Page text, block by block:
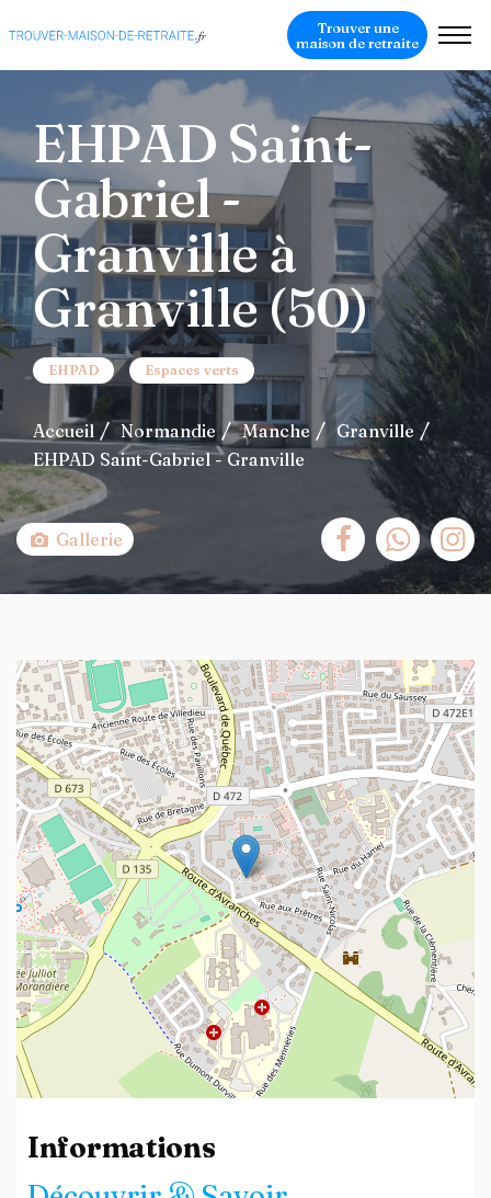
Trouver une
maison de retraite
EHPAD Saint-
Gabriel -
Granville à
Granville (50)
EHPAD Espaces verts
Accueil Normandie Manche
Granville
EHPAD Saint-Gabriel - Granville
Gallerie
+
−
Leaflet OpenStreetMap contributors
Informations